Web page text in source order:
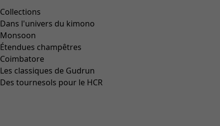
Collections
Dans l'univers du kimono
Monsoon
Étendues champêtres
Coimbatore
Les classiques de Gudrun
Des tournesols pour le HCR